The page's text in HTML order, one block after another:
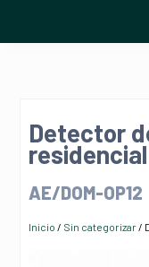
Detector
residencial
AE/DOM-OP12
Inicio / Sin categorizar/